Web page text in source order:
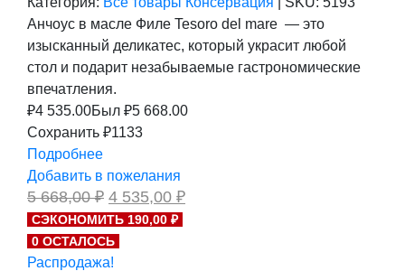
Анчоус в масле Филе Tesoro del mare — это
изысканный деликатес, который украсит любой
стол и подарит незабываемые гастрономические
впечатления.
₽4 535.00Был ₽5 668.00
Сохранить ₽1133
Подробнее
Добавить в пожелания
5 668,00₽ Первоначальная
цена
составляла
5
668,00 ₽.
4 535,00 ₽Текущая
цена:
СЭКОНОМИТЬ 190,00 ₽
0 ОСТАЛОСЬ
Распродажа!